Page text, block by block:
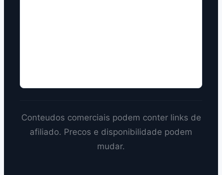
Conteudos comerciais podem conter links de
afiliado. Precos e disponibilidade podem
mudar.